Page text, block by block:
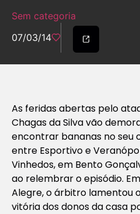
Sem categoria
07/03/14
As feridas abertas pelo
Chagas da Silva vão
encontrar bananas no seu
entre Esportivo e
Vinhedos, em Bento
ao relembrar o episódio.
Alegre, o árbitro lamentou
vitória dos donos da casa